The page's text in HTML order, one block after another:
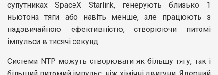
супутниках SpaceX Starlink, генерують близько 1
ньютона тяги або навіть менше, але працюють з
надзвичайною ефективністю, створюючи питомі
імпульси в тисячі секунд.
Системи NTP можуть створювати як більшу тягу, так і